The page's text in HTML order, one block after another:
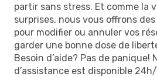
partir sans stress. Et comme la
surprises, nous vous offrons
pour modifier ou annuler vos
garder une bonne dose de
Besoin d’aide? Pas de panique!
d’assistance est disponible